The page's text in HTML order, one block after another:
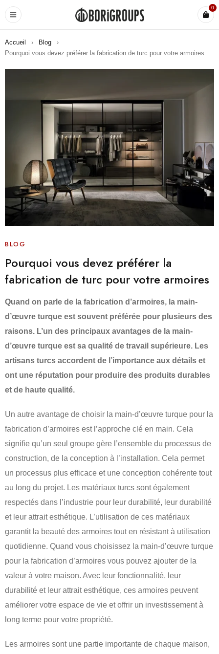
0
Accueil › Blog
›
Pourquoi vous devez préférer la fabrication de turc pour votre armoires
BLOG
Pourquoi vous devez préférer la
fabrication de turc pour votre armoires
Quand on parle de la fabrication d’armoires, la main-
d’œuvre turque est souvent préférée pour plusieurs des
raisons. L’un des principaux avantages de la main-
d’œuvre turque est sa qualité de travail supérieure. Les
artisans turcs accordent de l’importance aux détails et
ont une réputation pour produire des produits durables
et de haute qualité.
Un autre avantage de choisir la main-d’œuvre turque pour la
fabrication d’armoires est l’approche clé en main. Cela
signifie qu’un seul groupe gère l’ensemble du processus de
construction, de la conception à l’installation. Cela permet
un processus plus efficace et une conception cohérente tout
au long du projet. Les matériaux turcs sont également
respectés dans l’industrie pour leur durabilité, leur durabilité
et leur attrait esthétique. L’utilisation de ces matériaux
garantit la beauté des armoires tout en résistant à utilisation
quotidienne. Quand vous choisissez la main-d’œuvre turque
pour la fabrication d’armoires vous pouvez ajouter de la
valeur à votre maison. Avec leur fonctionnalité, leur
durabilité et leur attrait esthétique, ces armoires peuvent
améliorer votre espace de vie et offrir un investissement à
long terme pour votre propriété.
Les armoires sont une partie importante de chaque maison,